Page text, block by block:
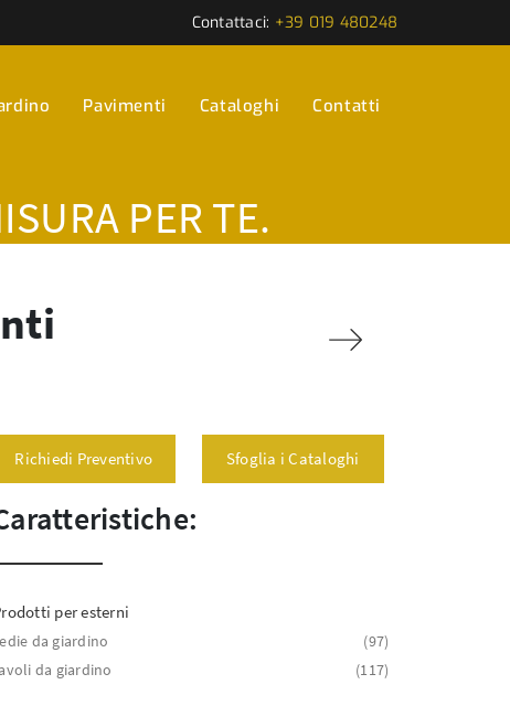
Contattaci: +39 019 480248
Pavimenti Cataloghi Contatti
PER TE.
Richiedi Preventivo Sfoglia i Cataloghi
per esterni
da giardino
97
da giardino
117